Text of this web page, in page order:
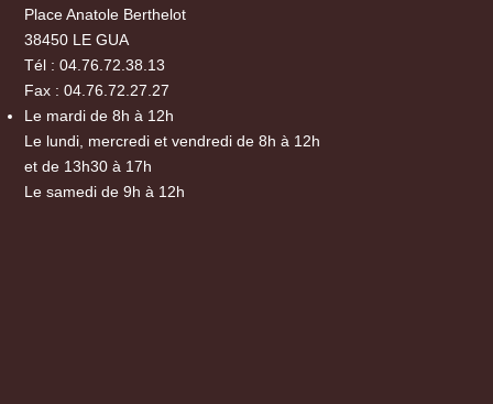
Place Anatole Berthelot
38450 LE GUA
Tél : 04.76.72.38.13
Fax : 04.76.72.27.27
Le mardi de 8h à 12h
Le lundi, mercredi et vendredi de 8h à 12h
et de 13h30 à 17h
Le samedi de 9h à 12h